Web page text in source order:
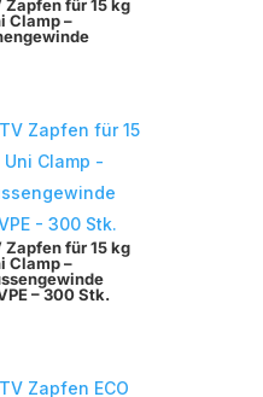
Zapfen für 15 kg
Clamp –
Zapfen für 15 kg
Clamp –
– 300 Stk.